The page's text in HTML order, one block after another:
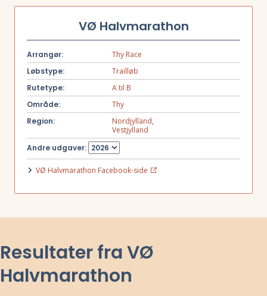
VØ Halvmarathon
Arrangør:
Thy Race
Løbstype:
Trailløb
Rutetype:
A til B
Område:
Thy
Region:
Nordjylland,
Vestjylland
Andre udgaver:
VØ Halvmarathon Facebook-side
Resultater fra VØ
Halvmarathon